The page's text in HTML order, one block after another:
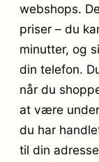
webshops.
priser – du
minutter, og
din telefon.
når du
at være
du har
til din